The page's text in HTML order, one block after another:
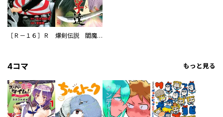
［Ｒ－１６］Ｒ 爆剣伝説 閻魔の息子達
4コマ もっと見る